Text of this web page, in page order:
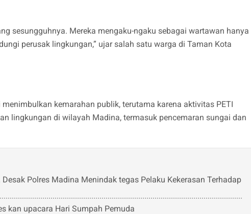
sesungguhnya. Mereka mengaku-ngaku sebagai wartawan hanya
perusak lingkungan,” ujar salah satu warga di Taman Kota
kemarahan publik, terutama karena aktivitas PETI
lingkungan di wilayah Madina, termasuk pencemaran sungai dan
Polres Madina Menindak tegas Pelaku Kekerasan Terhadap
kan upacara Hari Sumpah Pemuda